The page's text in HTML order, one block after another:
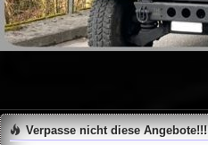
Verpasse nicht diese Angebote!!!